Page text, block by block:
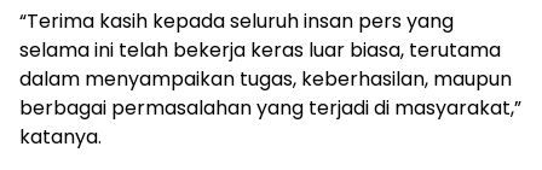
“Terima kasih kepada seluruh insan pers yang
selama ini telah bekerja keras luar biasa, terutama
dalam menyampaikan tugas, keberhasilan, maupun
berbagai permasalahan yang terjadi di masyarakat,”
katanya.